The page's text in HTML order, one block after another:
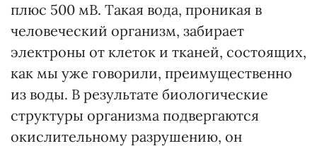
плюс 500 мВ. Такая вода, проникая в
человеческий организм, забирает
электроны от клеток и тканей, состоящих,
как мы уже говорили, преимущественно
из воды. В результате биологические
структуры организма подвергаются
окислительному разрушению, он